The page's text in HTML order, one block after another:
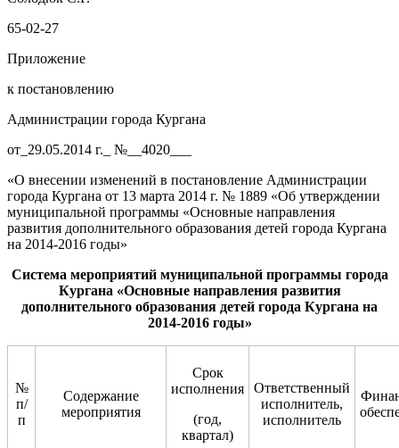
65-02-27
Приложение
к постановлению
Администрации города Кургана
от_29.05.2014 г._ №__4020___
«О внесении изменений в постановление Администрации
города Кургана от 13 марта 2014 г. № 1889 «Об утверждении
муниципальной программы «Основные направления
развития дополнительного образования детей города Кургана
на 2014-2016 годы»
Система мероприятий муниципальной программы города
Кургана «Основные направления развития
дополнительного образования детей города Кургана на
2014-2016годы»
№
п/
п
Содержание
мероприятия
Срок
исполнения
(год,
квартал)
Ответственный
исполнитель,
исполнитель